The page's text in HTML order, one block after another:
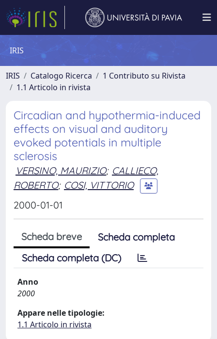
IRIS
IRIS Catalogo Ricerca
1 Contributo su Rivista
1.1 Articolo in rivista
Circadian and hypothermia-induced
effects on visual and auditory
evoked potentials in multiple
sclerosis
VERSINO, MAURIZIO; CALLIECO,
ROBERTO; COSI, VITTORIO
2000-01-01
Scheda breve
Scheda completa
Scheda completa (DC)
Anno
2000
Appare nelle tipologie:
1.1 Articolo in rivista